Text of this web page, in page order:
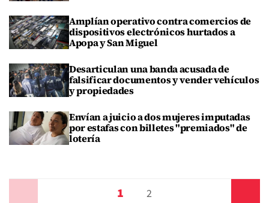
Amplían operativo contra comercios de
dispositivos electrónicos hurtados a
Apopa y San Miguel
Desarticulan una banda acusada de
falsificar documentos y vender vehículos
y propiedades
Envían a juicio a dos mujeres imputadas
por estafas con billetes "premiados" de
lotería
1 2